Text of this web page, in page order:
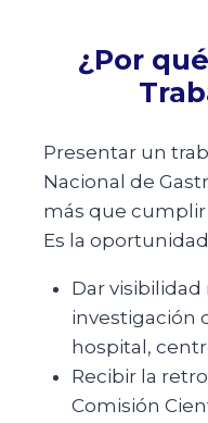
¿Por
Presentar un
Nacional de
más que
Es la
Dar visibilidad
investigación
hospital,
Recibir la
Comisión